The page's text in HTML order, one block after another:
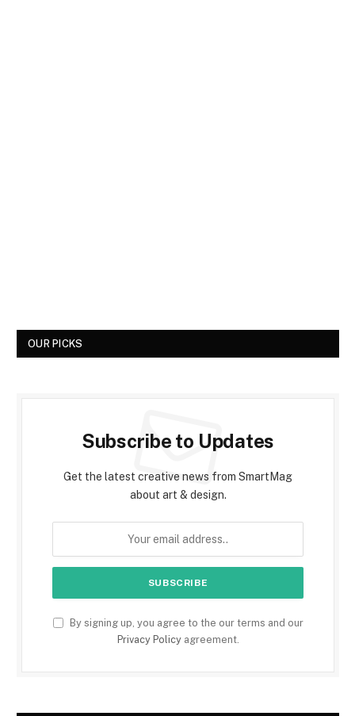
OUR PICKS
Subscribe to Updates
Get the latest creative news from SmartMag
about art & design.
By signing up, you agree to the our terms and our
Privacy Policyagreement.